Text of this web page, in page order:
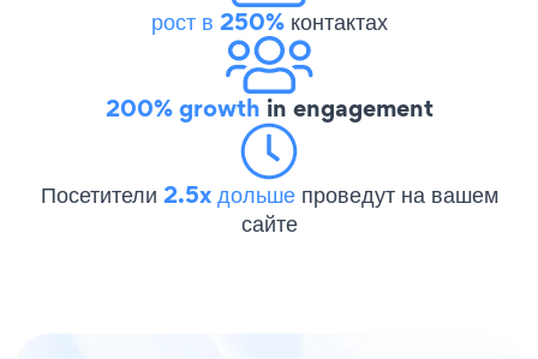
рост в 250%контактах
200% growth in engagement
Посетители 2.5x дольше проведут на вашем
сайте